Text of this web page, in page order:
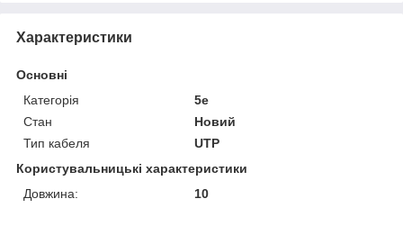
Характеристики
Основні
Категорія
5e
Стан
Новий
Тип кабеля
UTP
Користувальницькі характеристики
Довжина:
10